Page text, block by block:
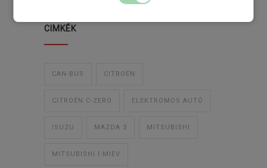
CIMKÉK
CAN-BUS CITROËN
CITROËN C-ZERO ELEKTROMOS AUTÓ
ISUZU MAZDA 3 MITSUBISHI
MITSUBISHI I-MIEV